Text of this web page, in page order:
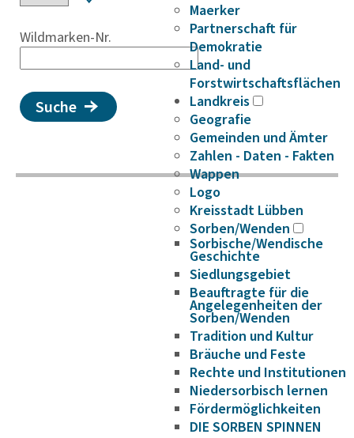
Maerker
Partnerschaft für
Demokratie
Land- und
Forstwirtschaftsflächen
Landkreis
Geografie
Gemeinden und Ämter
Zahlen - Daten - Fakten
Wappen
Logo
Kreisstadt Lübben
Sorben/Wenden
Sorbische/Wendische
Geschichte
Siedlungsgebiet
Beauftragte für die
Angelegenheiten der
Sorben/Wenden
Tradition und Kultur
Bräuche und Feste
Rechte und Institutionen
Niedersorbisch lernen
Fördermöglichkeiten
DIE SORBEN SPINNEN
Wildmarken-Nr.
Suche